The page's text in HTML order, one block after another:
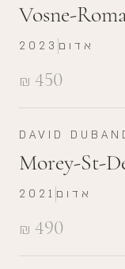
Vosne-
₪ 450
2023 אדום
DAVID
Morey-St-
₪ 490
2021 אדום